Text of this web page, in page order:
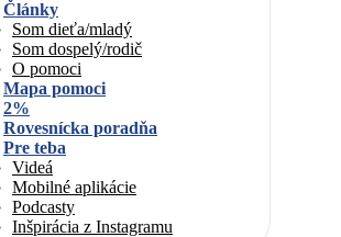
Články
Som dieťa/mladý
Som dospelý/rodič
O pomoci
Mapa pomoci
2%
Rovesnícka poradňa
Pre teba
Videá
Mobilné aplikácie
Podcasty
Inšpirácia z Instagramu